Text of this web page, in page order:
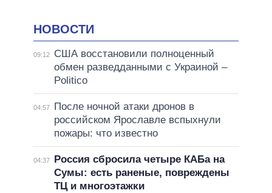
НОВОСТИ
09:12
США восстановили полноценный
обмен разведданными с Украиной –
Politico
04:57
После ночной атаки дронов в
российском Ярославле вспыхнули
пожары: что известно
04:37
Россия сбросила четыре КАБа на
Сумы: есть раненые, повреждены
ТЦ и многоэтажки